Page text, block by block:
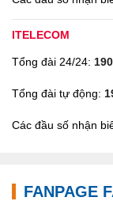
ITELECOM
Tổng đài 24/24:
Tổng đài tự động:
Các đầu số nhận
FANPAGE